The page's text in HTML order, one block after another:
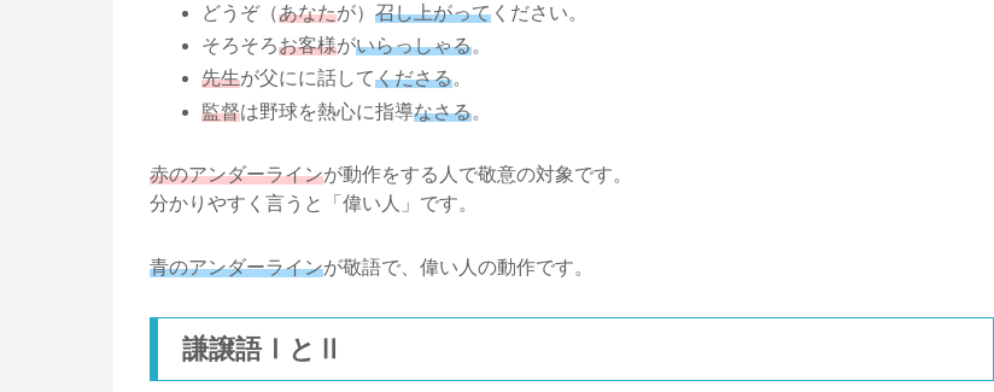
どうぞ（あなたが）召し上がって ください。
そろそろお客様がいらっしゃる。
先生が父にに話してくださる。
監督は野球を熱心に指導なさる。
赤のアンダーラインが動作をする人で敬意の対象です。
分かりやすく言うと「偉い人」です。
青のアンダーラインが敬語で、偉い人の動作です。
謙譲語ⅠとⅡ